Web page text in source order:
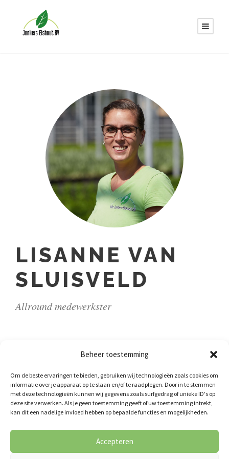
Beheer toestemming
Om de beste ervaringen te bieden, gebruiken wij technologieën zoals cookies om
informatie over je apparaat op te slaan en/of te raadplegen. Door in te stemmen
met deze technologieën kunnen wij gegevens zoals surfgedrag of unieke ID's op
deze site verwerken. Als je geen toestemming geeft of uw toestemming intrekt,
kan dit een nadelige invloed hebben op bepaalde functies en mogelijkheden.
Accepteren
LISANNE VAN
SLUISVELD
Allround medewerkster
JONKERS ELSHOUT BV © - WEBSITE DOORINDICIA